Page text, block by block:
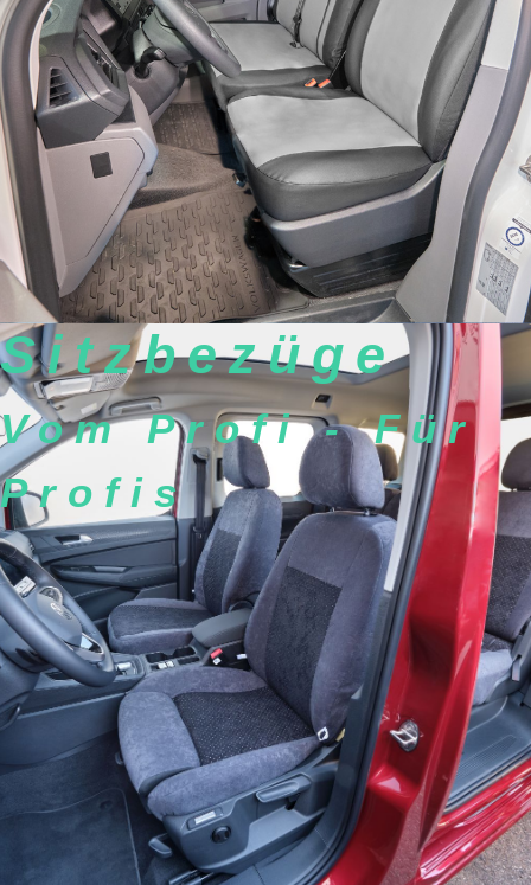
Sitzbezüge
Vom Profi - Für
Profis